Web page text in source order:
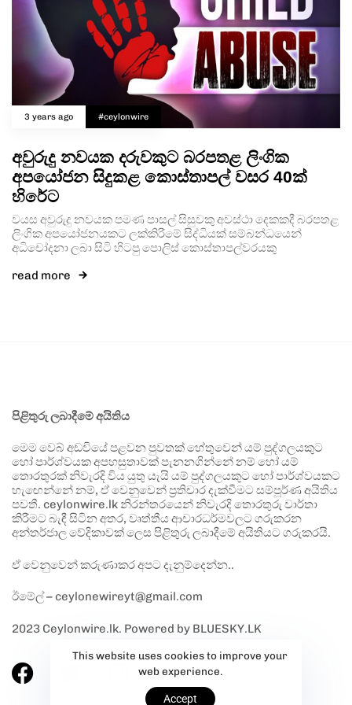
3 years ago #ceylonwire
අවුරුදු නවයක දරුවකුට බරපතළ ලිංගික
අපයෝජන සිදුකළ කොස්තාපල් වසර 40ක්
හිරේට
වයස අවුරුදු නවයක පමණ පාසල් සිසුවකු අවස්ථා දෙකකදී බරපතළ
ලිංගික අපයෝජනයකට ලක්කිරීමේ සිද්ධියක් සම්බන්ධයෙන්
අධිචෝදනා ලබා සිටි හිටපු පොලිස් කොස්තාපල්වරයකු
read more
පිළිතුරු ලබාදීමේ අයිතිය
මෙම වෙබ් අඩවියේ පළවන පුවතක් හේතුවෙන් යම් පුද්ගලයකුට
හෝ පාර්ශ්වයක අපහසුතාවක් පැනනගින්නේ නම් හෝ යම්
තොරතුරක් නිවැරදි විය යුතු යැයි යම් පුද්ගලයකුට හෝ පාර්ශ්වයකට
හැඟෙන්නේ නම්, ඒ වෙනුවෙන් ප්‍රතිචාර දැක්වීමට සම්පූර්ණ අයිතිය
පවතී. ceylonwire.lk නිරන්තරයෙන් නිවැරදි තොරතුරු වාර්තා
කිරීමට බැඳී සිටින අතර, වෘත්තීය ආචාරධර්මවලට ගරුකරන
අන්තර්ජාල වේදිකාවක් ලෙස පිළිතුරු ලබාදීමේ අයිතියට ගරුකරයි.
ඒ වෙනුවෙන් කරුණාකර අපට දැනුම්දෙන්න..
ඊමේල් – ceylonewireyt@gmail.com
2023 Ceylonwire.lk. Powered by BLUESKY.LK
This website uses cookies to improve your
web experience.
Accept